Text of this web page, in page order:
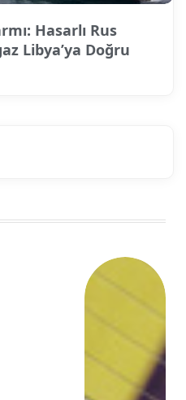
Hasarlı Rus
Libya’ya Doğru